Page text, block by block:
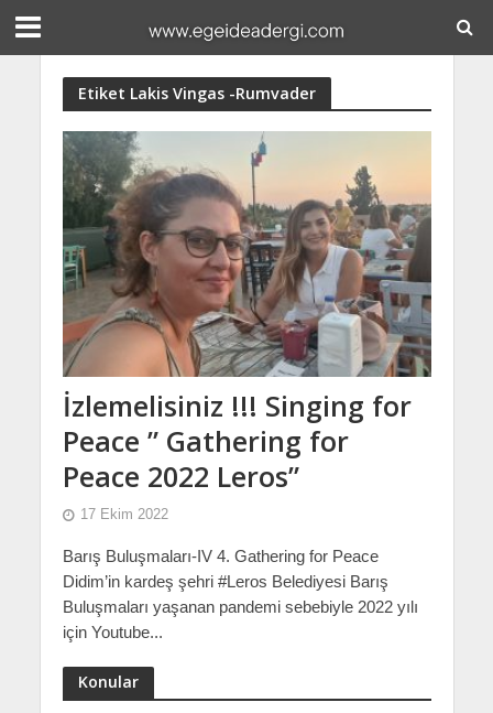
Etiket Lakis Vingas -Rumvader
İzlemelisiniz !!! Singing for
Peace ” Gathering for
Peace 2022 Leros”
17 Ekim 2022
Barış Buluşmaları-IV 4. Gathering for Peace
Didim’in kardeş şehri #Leros Belediyesi Barış
Buluşmaları yaşanan pandemi sebebiyle 2022 yılı
için Youtube...
Konular